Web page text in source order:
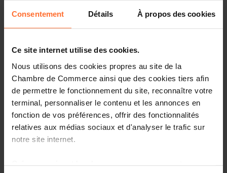
Consentement Détails À propos des cookies
Ce site internet utilise des cookies.
Nous utilisons des cookies propres au site de la
Chambre de Commerce ainsi que des cookies tiers afin
de permettre le fonctionnement du site, reconnaître votre
terminal, personnaliser le contenu et les annonces en
fonction de vos préférences, offrir des fonctionnalités
relatives aux médias sociaux et d'analyser le trafic sur
notre site internet.